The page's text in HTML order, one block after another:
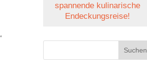
spannende kulinarische
Endeckungsreise!
Suchen